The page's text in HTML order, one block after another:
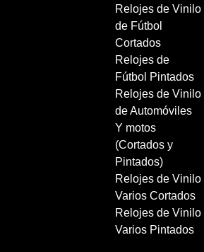
Relojes de Vinilo
de Fútbol
Cortados
Relojes de
Fútbol Pintados
Relojes de Vinilo
de Automóviles
Y motos
(Cortados y
Pintados)
Relojes de Vinilo
Varios Cortados
Relojes de Vinilo
Varios Pintados